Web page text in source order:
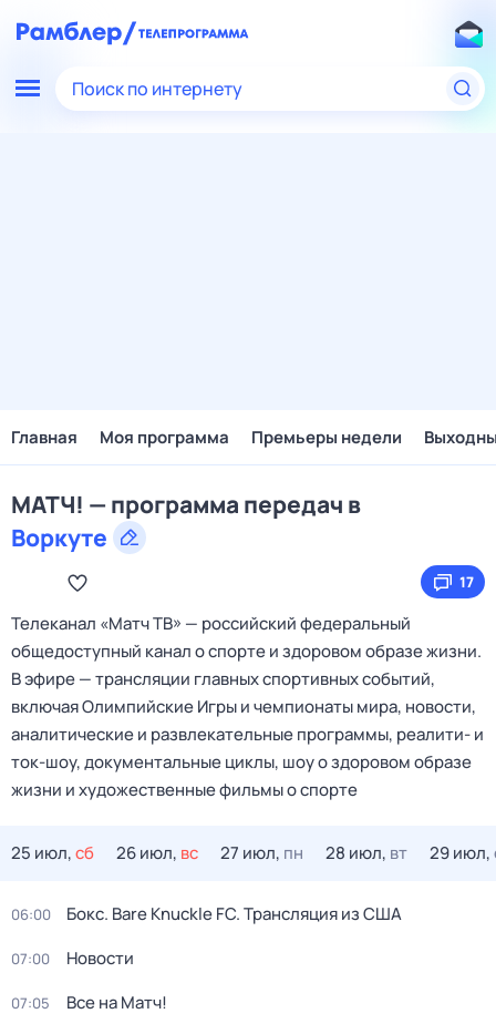
Поиск по интернету
Главная Моя программа Премьеры недели
МАТЧ! — программа передач в
Воркуте
17
Телеканал «Матч ТВ» — российский федеральный
общедоступный канал о спорте и здоровом образе жизни.
В эфире — трансляции главных спортивных событий,
включая Олимпийские Игры и чемпионаты мира, новости,
аналитические и развлекательные программы, реалити- и
ток-шоу, документальные циклы, шоу о здоровом образе
жизни и художественные фильмы о спорте
25 июл,сб 26 июл, вс 27 июл, пн 28 июл, вт 29 июл,
06:00 Бокс. Bare Knuckle FC. Трансляция из США
07:00 Новости
07:05 Все на Матч!